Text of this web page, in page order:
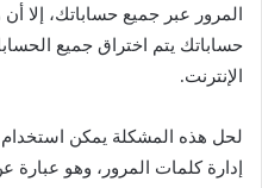
المرور عبر جميع حساباتك، إلا
حساباتك يتم اختراق جميع
الإنترنت.
إدارة كلمات المرور، وهو